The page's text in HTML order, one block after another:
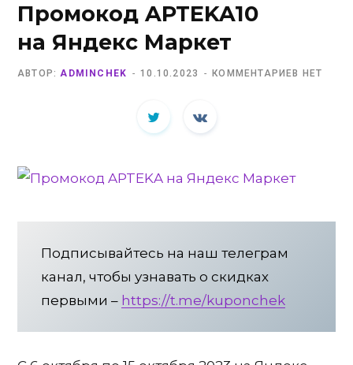
Промокод APTEKA10
на Яндекс Маркет
АВТОР: ADMINCHEK 10.10.2023 КОММЕНТАРИЕВ НЕТ
Подписывайтесь на наш телеграм
канал, чтобы узнавать о скидках
первыми – https://t.me/kuponchek